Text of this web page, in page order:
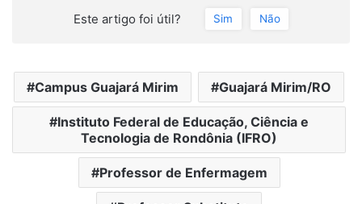
Este artigo foi útil? Sim Não
Campus Guajará Mirim Guajará Mirim/RO
Instituto Federal de Educação, Ciência e
Tecnologia de Rondônia (IFRO)
Professor de Enfermagem